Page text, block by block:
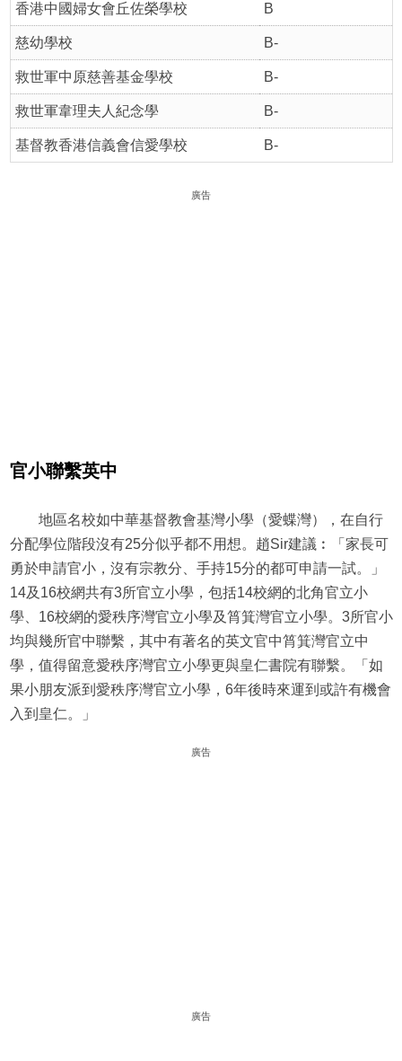
香港中國婦女會丘佐榮學校 B
慈幼學校 B-
救世軍中原慈善基金學校 B-
救世軍韋理夫人紀念學 B-
基督教香港信義會信愛學校 B-
廣告
官小聯繫英中
地區名校如中華基督教會基灣小學（愛蝶灣），在自行
分配學位階段沒有25分似乎都不用想。趙Sir建議︰「家長可
勇於申請官小，沒有宗教分、手持15分的都可申請一試。」
14及16校網共有3所官立小學，包括14校網的北角官立小
學、16校網的愛秩序灣官立小學及筲箕灣官立小學。3所官小
均與幾所官中聯繫，其中有著名的英文官中筲箕灣官立中
學，值得留意愛秩序灣官立小學更與皇仁書院有聯繫。「如
果小朋友派到愛秩序灣官立小學，6年後時來運到或許有機會
入到皇仁。」
廣告
廣告